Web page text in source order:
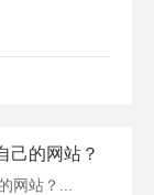
己的网站？
网站？...